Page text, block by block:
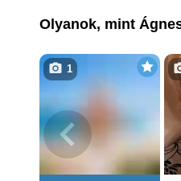
Olyanok, mint
1